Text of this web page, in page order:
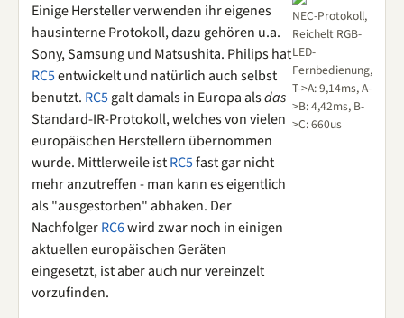
Einige Hersteller verwenden ihr eigenes
hausinterne Protokoll, dazu gehören u.a.
Sony, Samsung und Matsushita. Philips hat
RC5entwickelt und natürlich auch selbst
benutzt. RC5galt damals in Europa alsdas
Standard-IR-Protokoll, welches von vielen
europäischen Herstellern übernommen
wurde. Mittlerweile istRC5fast gar nicht
mehr anzutreffen - man kann es eigentlich
als "ausgestorben" abhaken. Der
NachfolgerRC6wird zwar noch in einigen
aktuellen europäischen Geräten
eingesetzt, ist aber auch nur vereinzelt
vorzufinden.
NEC-Protokoll,
Reichelt RGB-
LED-
Fernbedienung,
T->A: 9,14ms, A-
>B: 4,42ms, B-
>C: 660us